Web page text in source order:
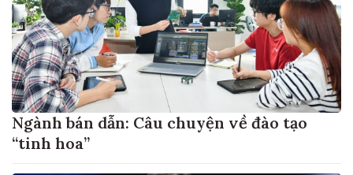
Ngành bán dẫn: Câu chuyện về đào tạo
“tinh hoa”